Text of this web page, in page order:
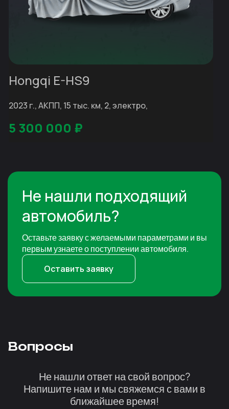
Hongqi E-HS9
2023 г., АКПП, 15 тыс. км, 2, электро,
5 300 000 ₽
Не нашли подходящий
автомобиль?
Оставьте заявку с желаемыми параметрами и вы
первым узнаете о поступлении автомобиля.
Оставить заявку
Вопросы
Не нашли ответ на свой вопрос?
Напишите нам и мы свяжемся с вами в
ближайшее время!